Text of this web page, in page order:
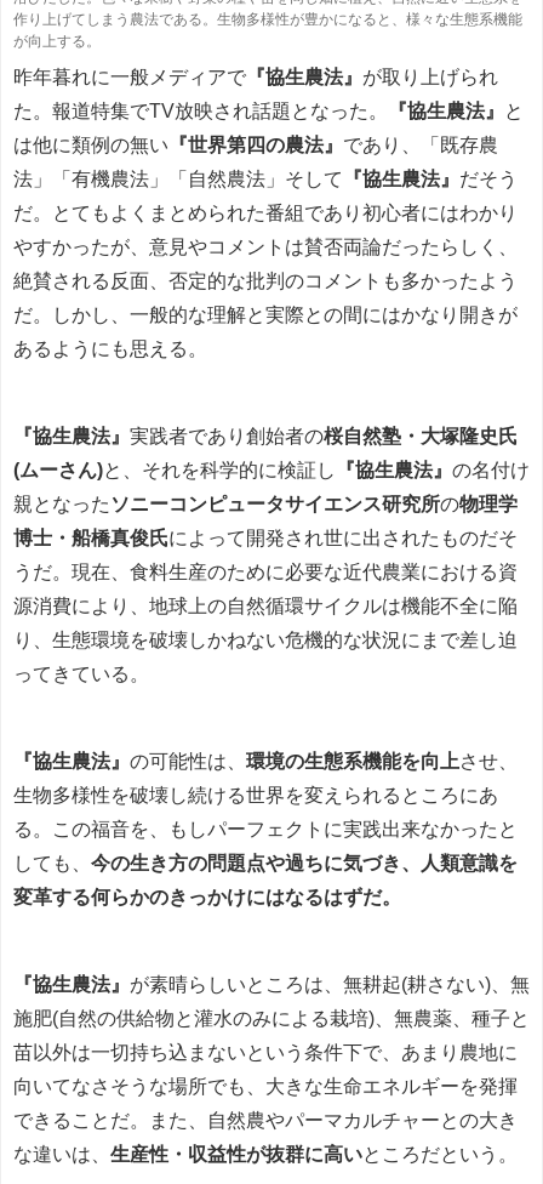
作り上げてしまう農法である。生物多様性が豊かになると、様々な生態系機能
が向上する。
昨年暮れに一般メディアで 『協生農法』 が取り上げられ
た。報道特集でTV放映され話題となった。
『協生農法』
と
は他に類例の無い 『世界第四の農法』 であり、「既存農
法」「有機農法」「自然農法」そして
『協生農法』 だそう
だ。とてもよくまとめられた番組であり初心者にはわかり
やすかったが、意見やコメントは賛否両論だったらしく、
絶賛される反面、否定的な批判のコメントも多かったよう
だ。しかし、一般的な理解と実際との間にはかなり開きが
あるようにも思える。
『協生農法』 実践者であり創始者の桜自然塾・大塚隆史氏
(ムーさん)と、それを科学的に検証し 『協生農法』 の名付け
親となった ソニーコンピュータサイエンス研究所の物理学
博士・船橋真俊氏によって開発され世に出されたものだそ
うだ。現在、食料生産のために必要な近代農業における資
源消費により、地球上の自然循環サイクルは機能不全に陥
り、生態環境を破壊しかねない危機的な状況にまで差し迫
ってきている。
『協生農法』 の可能性は、 環境の生態系機能を向上させ、
生物多様性を破壊し続ける世界を変えられるところにあ
る。この福音を、もしパーフェクトに実践出来なかったと
しても、 今の生き方の問題点や過ちに気づき、人類意識を
変革する何らかのきっかけにはなるはずだ。
『協生農法』 が素晴らしいところは、無耕起(耕さない)、無
施肥(自然の供給物と灌水のみによる栽培)、無農薬、種子と
苗以外は一切持ち込まないという条件下で、あまり農地に
向いてなさそうな場所でも、大きな生命エネルギーを発揮
できることだ。また、自然農やパーマカルチャーとの大き
な違いは、 生産性・収益性が抜群に高いところだという。